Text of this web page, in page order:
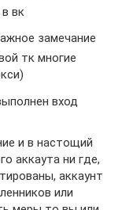
вк
замечание
тк многие
вход
и в настощий
аккаута ни где,
аккаунт
или